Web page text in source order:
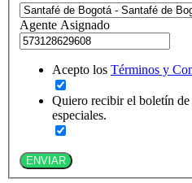
Agente Asignado
Acepto los Términos y
Quiero recibir el boletín
especiales.
ENVIAR